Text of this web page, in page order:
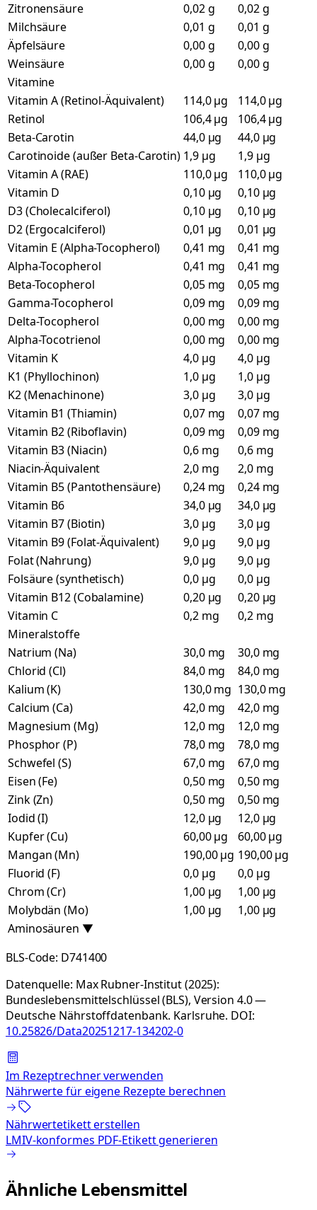
Zitronensäure
0,02 g
0,02 g
Milchsäure
0,01 g
0,01 g
Äpfelsäure
0,00 g
0,00 g
Weinsäure
0,00 g
0,00 g
Vitamine
Vitamin A (Retinol-Äquivalent)
114,0 µg
114,0 µg
Retinol
106,4 µg
106,4 µg
Beta-Carotin
44,0 µg
44,0 µg
Carotinoide (außer Beta-Carotin) 1,9 µg
1,9 µg
Vitamin A (RAE)
110,0 µg
110,0 µg
Vitamin D
0,10 µg
0,10 µg
D3 (Cholecalciferol)
0,10 µg
0,10 µg
D2 (Ergocalciferol)
0,01 µg
0,01 µg
Vitamin E (Alpha-Tocopherol)
0,41 mg
0,41 mg
Alpha-Tocopherol
0,41 mg
0,41 mg
Beta-Tocopherol
0,05 mg
0,05 mg
Gamma-Tocopherol
0,09 mg
0,09 mg
Delta-Tocopherol
0,00 mg
0,00 mg
Alpha-Tocotrienol
0,00 mg
0,00 mg
Vitamin K
4,0 µg
4,0 µg
K1 (Phyllochinon)
1,0 µg
1,0 µg
K2 (Menachinone)
3,0 µg
3,0 µg
Vitamin B1 (Thiamin)
0,07 mg
0,07 mg
Vitamin B2 (Riboflavin)
0,09 mg
0,09 mg
Vitamin B3 (Niacin)
0,6 mg
0,6 mg
Niacin-Äquivalent
2,0 mg
2,0 mg
Vitamin B5 (Pantothensäure)
0,24 mg
0,24 mg
Vitamin B6
34,0 µg
34,0 µg
Vitamin B7 (Biotin)
3,0 µg
3,0 µg
Vitamin B9 (Folat-Äquivalent)
9,0 µg
9,0 µg
Folat (Nahrung)
9,0 µg
9,0 µg
Folsäure (synthetisch)
0,0 µg
0,0 µg
Vitamin B12 (Cobalamine)
0,20 µg
0,20 µg
Vitamin C
0,2 mg
0,2 mg
Mineralstoffe
Natrium (Na)
30,0 mg
30,0 mg
Chlorid (Cl)
84,0 mg
84,0 mg
Kalium (K)
130,0 mg 130,0 mg
Calcium (Ca)
42,0 mg
42,0 mg
Magnesium (Mg)
12,0 mg
12,0 mg
Phosphor (P)
78,0 mg
78,0 mg
Schwefel (S)
67,0 mg
67,0 mg
Eisen (Fe)
0,50 mg
0,50 mg
Zink (Zn)
0,50 mg
0,50 mg
Iodid (I)
12,0 µg
12,0 µg
Kupfer (Cu)
60,00 µg
60,00 µg
Mangan (Mn)
190,00 µg 190,00 µg
Fluorid (F)
0,0 µg
0,0 µg
Chrom (Cr)
1,00 µg
1,00 µg
Molybdän (Mo)
1,00 µg
1,00 µg
Aminosäuren ▼
BLS-Code: D741400
Datenquelle: Max Rubner-Institut (2025):
Bundeslebensmittelschlüssel (BLS), Version 4.0 —
Deutsche Nährstoffdatenbank. Karlsruhe. DOI:
10.25826/Data20251217-134202-0
Im Rezeptrechner verwenden
Nährwerte für eigene Rezepte berechnen
Nährwertetikett erstellen
LMIV-konformes PDF-Etikett generieren
Ähnliche Lebensmittel